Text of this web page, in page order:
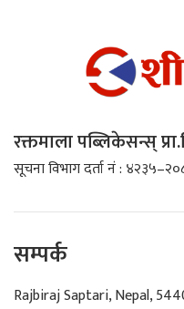
रक्तमाला पब्लिकेसन्स्
सूचना विभाग दर्ता नं :
सम्पर्क
Rajbiraj Saptari, Nepal,